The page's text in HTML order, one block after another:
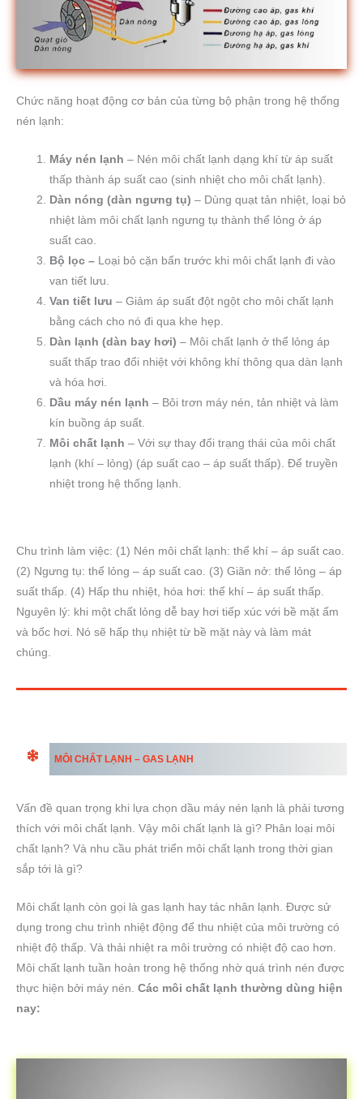
Chức năng hoạt động cơ bản của từng bộ phận trong hệ thống
nén lạnh:
Máy nén lạnh – Nén môi chất lạnh dạng khí từ áp suất
thấp thành áp suất cao (sinh nhiệt cho môi chất lạnh).
Dàn nóng (dàn ngưng tụ) – Dùng quạt tản nhiệt, loại bỏ
nhiệt làm môi chất lạnh ngưng tụ thành thể lỏng ở áp
suất cao.
Bộ lọc – Loại bỏ cặn bẩn trước khi môi chất lạnh đi vào
van tiết lưu.
Van tiết lưu – Giảm áp suất đột ngột cho môi chất lạnh
bằng cách cho nó đi qua khe hẹp.
Dàn lạnh (dàn bay hơi) – Môi chất lạnh ở thể lỏng áp
suất thấp trao đổi nhiệt với không khí thông qua dàn lạnh
và hóa hơi.
Dầu máy nén lạnh – Bôi trơn máy nén, tản nhiệt và làm
kín buồng áp suất.
Môi chất lạnh – Với sự thay đổi trạng thái của môi chất
lạnh (khí – lỏng) (áp suất cao – áp suất thấp). Để truyền
nhiệt trong hệ thống lạnh.
Chu trình làm việc: (1) Nén môi chất lạnh: thể khí – áp suất cao.
(2) Ngưng tụ: thể lỏng – áp suất cao. (3) Giãn nở: thể lỏng – áp
suất thấp. (4) Hấp thu nhiệt, hóa hơi: thể khí – áp suất thấp.
Nguyên lý: khi một chất lỏng dễ bay hơi tiếp xúc với bề mặt ấm
và bốc hơi. Nó sẽ hấp thụ nhiệt từ bề mặt này và làm mát
chúng.
MÔI CHẤT LẠNH – GAS LẠNH
Vấn đề quan trọng khi lựa chọn dầu máy nén lạnh là phải tương
thích với môi chất lạnh. Vậy môi chất lạnh là gì? Phân loại môi
chất lạnh? Và nhu cầu phát triển môi chất lạnh trong thời gian
sắp tới là gì?
Môi chất lạnh còn gọi là gas lạnh hay tác nhân lạnh. Được sử
dụng trong chu trình nhiệt động để thu nhiệt của môi trường có
nhiệt độ thấp. Và thải nhiệt ra môi trường có nhiệt độ cao hơn.
Môi chất lạnh tuần hoàn trong hệ thống nhờ quá trình nén được
thực hiện bởi máy nén. Các môi chất lạnh thường dùng hiện
nay: